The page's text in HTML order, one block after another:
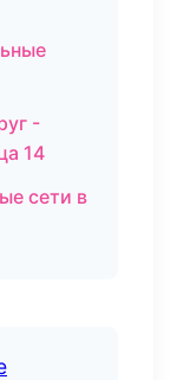
-
14
сети в